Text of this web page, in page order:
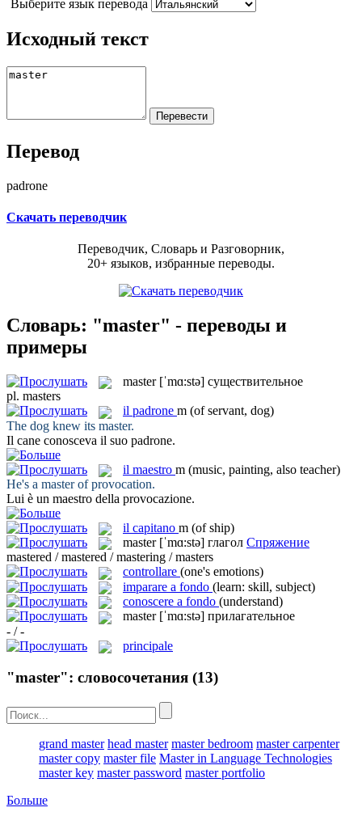
Выберите язык перевода
Исходный текст
Перевод
padrone
Скачать переводчик
Переводчик, Словарь и Разговорник,
20+ языков, избранные переводы.
Словарь: "master" - переводы и
примеры
master [ˈmɑ:stə] существительное
pl. masters
il padrone m (of servant, dog)
The dog knew its master.
Il cane conosceva il suo padrone.
il maestro m (music, painting, also teacher)
He's a masterof provocation.
Lui è un maestro della provocazione.
il capitano m (of ship)
master [ˈmɑ:stə] глагол Спряжение
mastered / mastered / mastering / masters
controllare (one's emotions)
imparare a fondo (learn: skill, subject)
conoscere a fondo (understand)
master [ˈmɑ:stə] прилагательное
- / -
principale
"master": словосочетания (13)
grand master head master master bedroom master carpenter
master copy master file Master in Language Technologies
master key master password master portfolio
Больше